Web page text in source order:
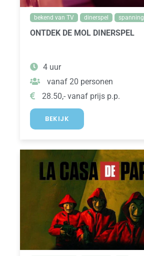
bekend van TV dinerspel spanning
ONTDEK DE MOL DINERSPEL
4 uur
vanaf 20 personen
28.50,- vanaf prijs p.p.
BEKIJK